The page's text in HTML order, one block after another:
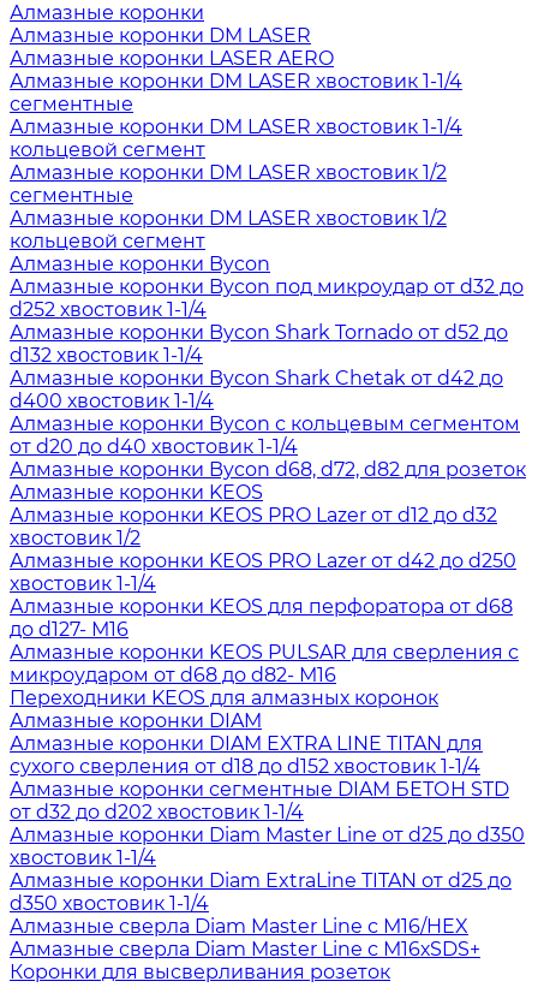
Алмазные коронки
Алмазные коронки DM LASER
Алмазные коронки LASER AERO
Алмазные коронки DM LASER хвостовик 1-1/4
сегментные
Алмазные коронки DM LASER хвостовик 1-1/4
кольцевой сегмент
Алмазные коронки DM LASER хвостовик 1/2
сегментные
Алмазные коронки DM LASER хвостовик 1/2
кольцевой сегмент
Алмазные коронки Bycon
Алмазные коронки Bycon под микроудар от d32 до
d252 хвостовик 1-1/4
Алмазные коронки Bycon Shark Tornado от d52 до
d132 хвостовик 1-1/4
Алмазные коронки Bycon Shark Chetak от d42 до
d400 хвостовик 1-1/4
Алмазные коронки Bycon с кольцевым сегментом
от d20 до d40 хвостовик 1-1/4
Алмазные коронки Bycon d68, d72, d82 для розеток
Алмазные коронки KEOS
Алмазные коронки KEOS PRO Lazer от d12 до d32
хвостовик 1/2
Алмазные коронки KEOS PRO Lazer от d42 до d250
хвостовик 1-1/4
Алмазные коронки KEOS для перфоратора от d68
до d127- М16
Алмазные коронки KEOS PULSAR для сверления с
микроударом от d68 до d82- М16
Переходники KEOS для алмазных коронок
Алмазные коронки DIAM
Алмазные коронки DIAM EXTRA LINE TITAN для
сухого сверления от d18 до d152 хвостовик 1-1/4
Алмазные коронки сегментные DIAM БЕТОН STD
от d32 до d202 хвостовик 1-1/4
Алмазные коронки Diam Master Line от d25 до d350
хвостовик 1-1/4
Алмазные коронки Diam ExtraLine ТITAN от d25 до
d350 хвостовик 1-1/4
Алмазные сверла Diam Master Line с М16/HEX
Алмазные сверла Diam Master Line с М16хSDS+
Коронки для высверливания розеток